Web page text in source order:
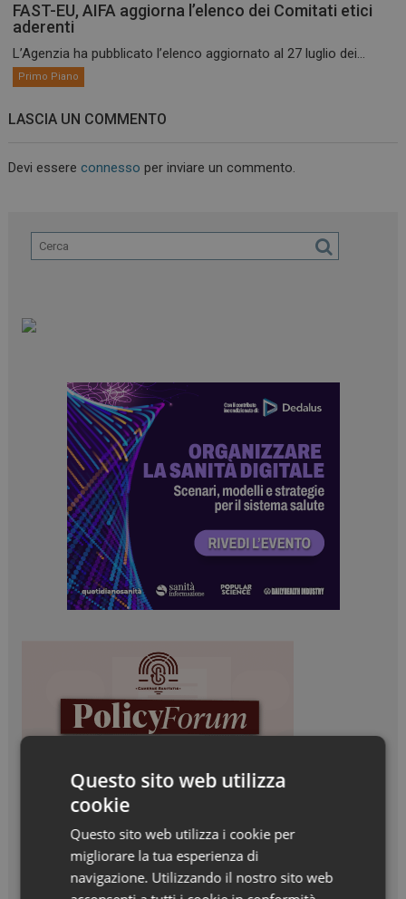
FAST-EU, AIFA aggiorna l’elenco dei Comitati etici
aderenti
L’Agenzia ha pubblicato l’elenco aggiornato al 27 luglio dei...
Primo Piano
LASCIA UN COMMENTO
Devi essereconnesso per inviare un commento.
Questo sito web utilizza
cookie
Questo sito web utilizza i cookie per
migliorare la tua esperienza di
navigazione. Utilizzando il nostro sito web